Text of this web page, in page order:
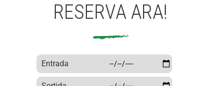
sitats
natur
RESERVA ARA!
Entrada